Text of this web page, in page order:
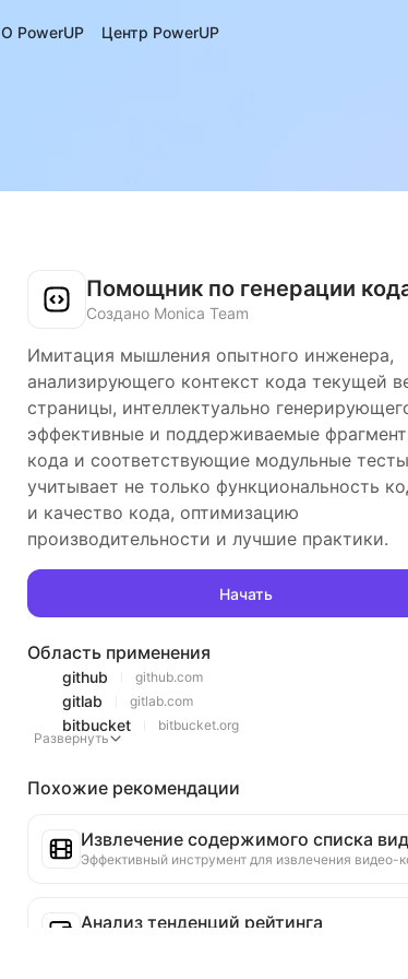
О PowerUP Центр PowerUP
Помощник по генерации
Создано Monica Team
Имитация мышления опытного инженера,
анализирующего контекст кода текущей
страницы, интеллектуально
эффективные и поддерживаемые
кода и соответствующие модульные
учитывает не только функциональность
и качество кода, оптимизацию
производительности и лучшие практики.
Начать
Область применения
github github.com
gitlab gitlab.com
bitbucket
bitbucket.org
Развернуть
Похожие рекомендации
Извлечение содержимого списка
Анализ тенденций рейтинга